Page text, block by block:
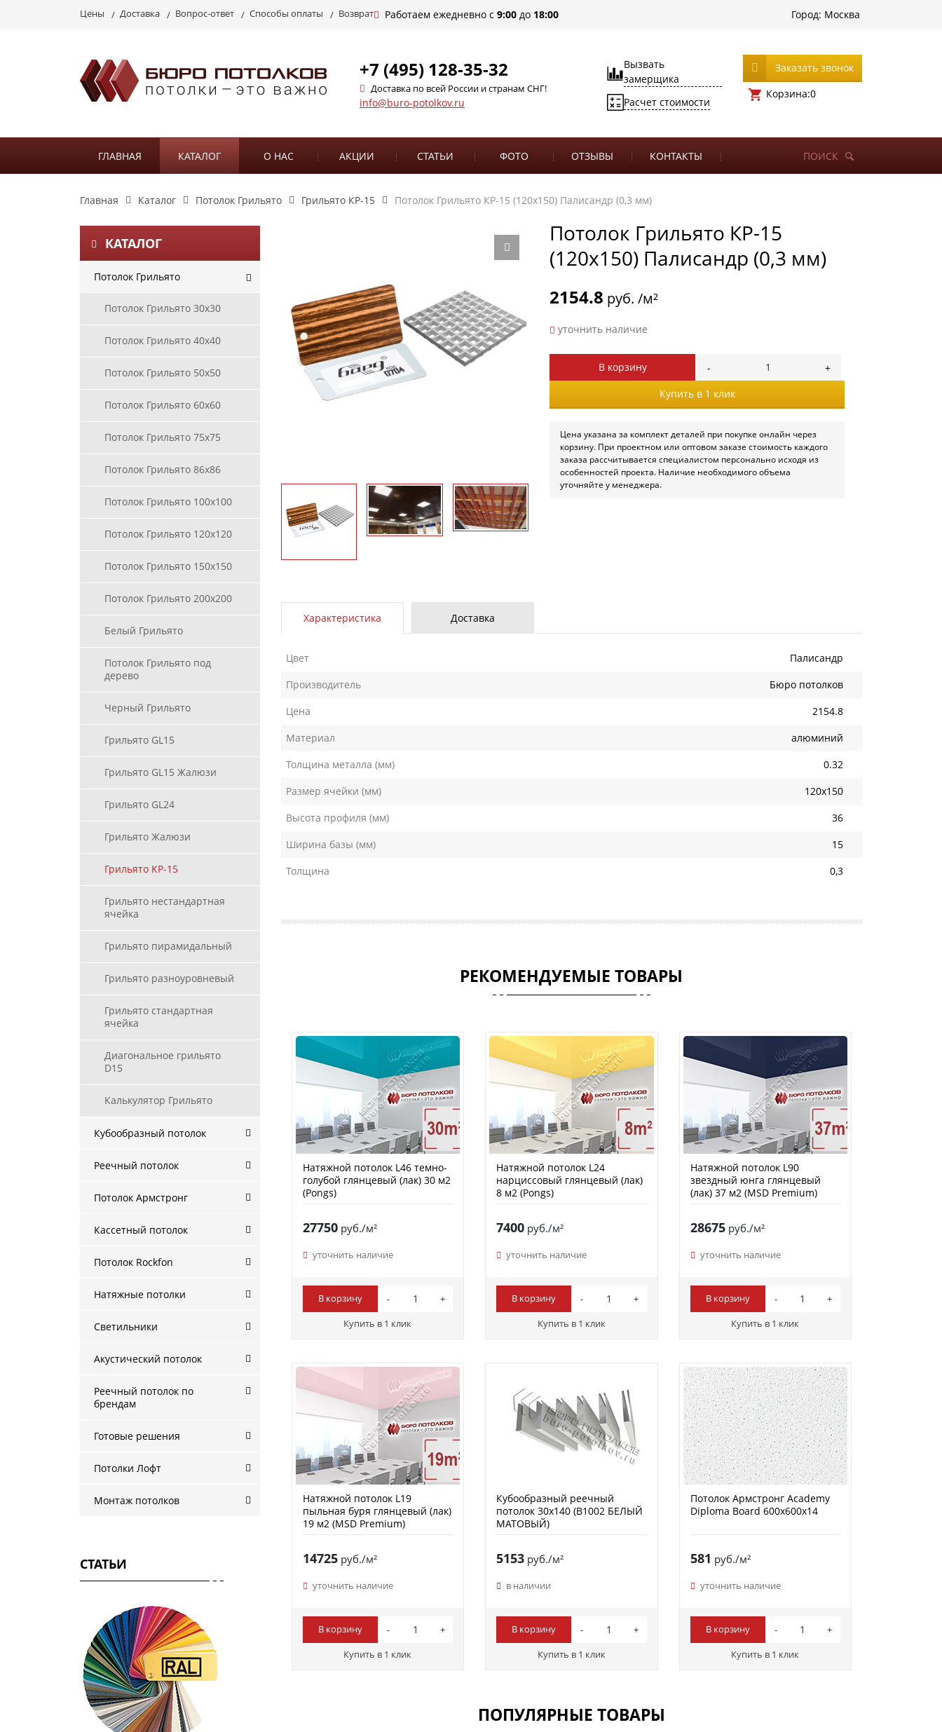
Работаем ежедневно с 9:00 до 18:00 Город: Москва
Цены Доставка Вопрос-ответ Способы оплаты Возврат
+7 (495) 128-35-32
Доставка по всей России и странам СНГ!
info@buro-potolkov.ru
Вызвать
замерщика
Расчет стоимости
Заказать звонок
Корзина:0
ГЛАВНАЯ КАТАЛОГ О НАС АКЦИИ СТАТЬИ ФОТО ОТЗЫВЫ КОНТАКТЫ ПОИСК
Главная Каталог Потолок Грильято Грильято КР-15 Потолок Грильято КР-15 (120х150) Палисандр (0,3 мм)
КАТАЛОГ
Потолок Грильято
Потолок Грильято 30х30
Потолок Грильято 40х40
Потолок Грильято 50х50
Потолок Грильято 60х60
Потолок Грильято 75х75
Потолок Грильято 86х86
Потолок Грильято 100х100
Потолок Грильято 120х120
Потолок Грильято 150х150
Потолок Грильято 200х200
Белый Грильято
Потолок Грильято под
дерево
Черный Грильято
Грильято GL15
Грильято GL15 Жалюзи
Грильято GL24
Грильято Жалюзи
Грильято КР-15
Грильято нестандартная
ячейка
Грильято пирамидальный
Грильято разноуровневый
Грильято стандартная
ячейка
Диагональное грильято
D15
Калькулятор Грильято
Кубообразный потолок
Реечный потолок
Потолок Армстронг
Кассетный потолок
Потолок Rockfon
Натяжные потолки
Светильники
Акустический потолок
Реечный потолок по
брендам
Готовые решения
Потолки Лофт
Монтаж потолков
СТАТЬИ
Потолок Грильято КР-15
(120х150) Палисандр (0,3 мм)
2154.8 руб. /м²
уточнить наличие
В корзину
Купить в 1 клик
Цена указана за комплект деталей при покупке онлайн через
корзину. При проектном или оптовом заказе стоимость каждого
заказа рассчитывается специалистом персонально исходя из
особенностей проекта. Наличие необходимого объема
уточняйте у менеджера.
Характеристика Доставка
Цвет
Палисандр
Производитель
Бюро потолков
Цена
2154.8
Материал
алюминий
Толщина металла (мм)
0.32
Размер ячейки (мм)
120х150
Высота профиля (мм)
36
Ширина базы (мм)
15
Толщина
0,3
РЕКОМЕНДУЕМЫЕ ТОВАРЫ
Натяжной потолок L46 темно-
голубой глянцевый (лак) 30 м2
(Pongs)
27750руб./м²
уточнить наличие
В корзину
Купить в 1 клик
Натяжной потолок L24
нарциссовый глянцевый (лак)
8 м2 (Pongs)
7400 руб./м²
уточнить наличие
В корзину
Купить в 1 клик
Натяжной потолок L90
звездный юнга глянцевый
(лак) 37 м2 (MSD Premium)
28675руб./м²
уточнить наличие
В корзину
Купить в 1 клик
Натяжной потолок L19
пыльная буря глянцевый (лак)
19 м2 (MSD Premium)
14725руб./м²
уточнить наличие
В корзину
Купить в 1 клик
Кубообразный реечный
потолок 30х140 (B1002 БЕЛЫЙ
МАТОВЫЙ)
5153 руб./м²
в наличии
В корзину
Купить в 1 клик
Потолок Армстронг Academy
Diploma Board 600x600x14
581 руб./м²
уточнить наличие
В корзину
Купить в 1 клик
ПОПУЛЯРНЫЕ ТОВАРЫ